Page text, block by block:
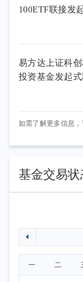
100ETF联接发
易方达上证科
投资基金发起
如需了解更多信息
基金交易状
一 二